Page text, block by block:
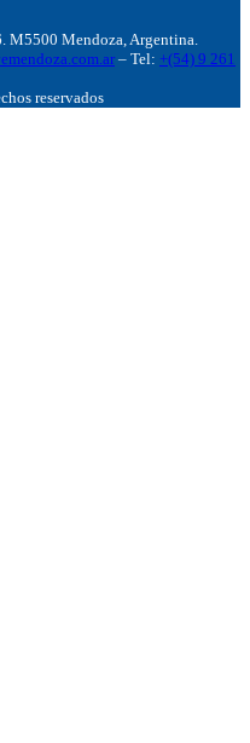
Mendoza, Argentina.
– Tel: +(54) 9 261
reservados